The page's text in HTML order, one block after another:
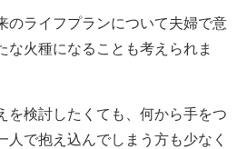
のライフプランについて夫婦で意
な火種になることも考えられま
を検討したくても、何から手をつ
人で抱え込んでしまう方も少なく